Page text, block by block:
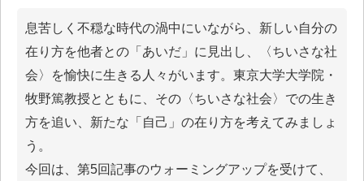
息苦しく不穏な時代の渦中にいながら、新しい⾃分の
在り⽅を他者との「あいだ」に見出し、〈ちいさな社
会〉を愉快に⽣きる人々がいます。東京大学大学院・
牧野篤教授とともに、その〈ちいさな社会〉での生き
方を追い、新たな「⾃⼰」の在り⽅を考えてみましょ
う。
今回は、第5回記事のウォーミングアップを受けて、